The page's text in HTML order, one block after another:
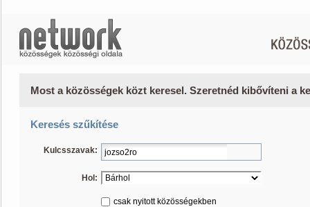
Most a közösségek közt keresel. Szeretnéd kibővíteni a
Keresés szűkítése
Kulcsszavak:
Hol:
csak nyitott közösségekben